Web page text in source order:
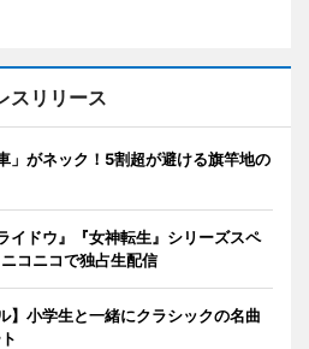
スリリース
」がネック！5割超が避ける旗竿地の
イドウ』『女神転生』シリーズスペ
コニコで独占生配信
】小学生と一緒にクラシックの名曲